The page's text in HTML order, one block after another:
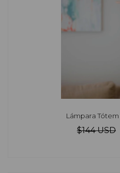
Lámpara
$144 USD